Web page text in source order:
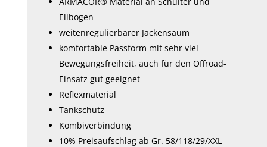
Ellbogen
weitenregulierbarer Jackensaum
komfortable Passform mit sehr viel
Bewegungsfreiheit, auch für den Offroad-
Einsatz gut geeignet
Reflexmaterial
Tankschutz
Kombiverbindung
10% Preisaufschlag ab Gr. 58/118/29/XXL